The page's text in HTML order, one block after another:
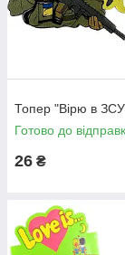
Топер "Вірю в
Готово до
26 ₴